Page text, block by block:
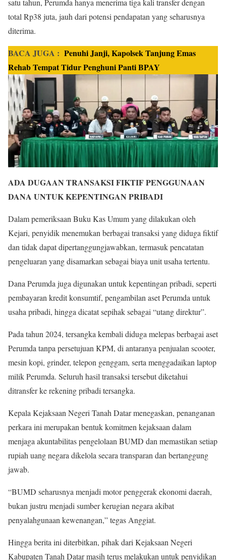
satu tahun, Perumda hanya menerima tiga kali transfer dengan
total Rp38 juta, jauh dari potensi pendapatan yang seharusnya
diterima.
BACA JUGA : Penuhi Janji, Kapolsek Tanjung Emas
Rehab Tempat Tidur Penghuni Panti BPAY
ADA DUGAAN TRANSAKSI FIKTIF PENGGUNAAN
DANA UNTUK KEPENTINGAN PRIBADI
Dalam pemeriksaan Buku Kas Umum yang dilakukan oleh
Kejari, penyidik menemukan berbagai transaksi yang diduga fiktif
dan tidak dapat dipertanggungjawabkan, termasuk pencatatan
pengeluaran yang disamarkan sebagai biaya unit usaha tertentu.
Dana Perumda juga digunakan untuk kepentingan pribadi, seperti
pembayaran kredit konsumtif, pengambilan aset Perumda untuk
usaha pribadi, hingga dicatat sepihak sebagai “utang direktur”.
Pada tahun 2024, tersangka kembali diduga melepas berbagai aset
Perumda tanpa persetujuan KPM, di antaranya penjualan scooter,
mesin kopi, grinder, telepon genggam, serta menggadaikan laptop
milik Perumda. Seluruh hasil transaksi tersebut diketahui
ditransfer ke rekening pribadi tersangka.
Kepala Kejaksaan Negeri Tanah Datar menegaskan, penanganan
perkara ini merupakan bentuk komitmen kejaksaan dalam
menjaga akuntabilitas pengelolaan BUMD dan memastikan setiap
rupiah uang negara dikelola secara transparan dan bertanggung
jawab.
“BUMD seharusnya menjadi motor penggerak ekonomi daerah,
bukan justru menjadi sumber kerugian negara akibat
penyalahgunaan kewenangan,” tegas Anggiat.
Hingga berita ini diterbitkan, pihak dari Kejaksaan Negeri
Kabupaten Tanah Datar masih terus melakukan untuk penyidikan